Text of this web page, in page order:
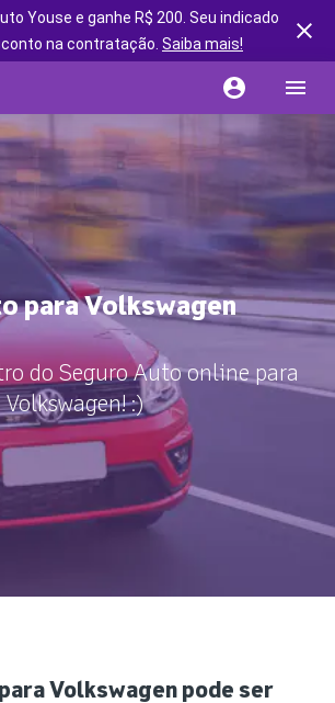
Youse e ganhe R$ 200. Seu indicado
na contratação. Saiba mais!
para Volkswagen
do Seguro Auto online para
:)
Volkswagen pode ser